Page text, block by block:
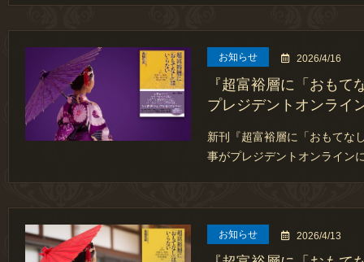
お知らせ 2026/4/16
『超富裕層に「おもて
プレジデントオンライ
新刊『超富裕層に「おもてな
事がプレジデントオンライン
お知らせ 2026/4/13